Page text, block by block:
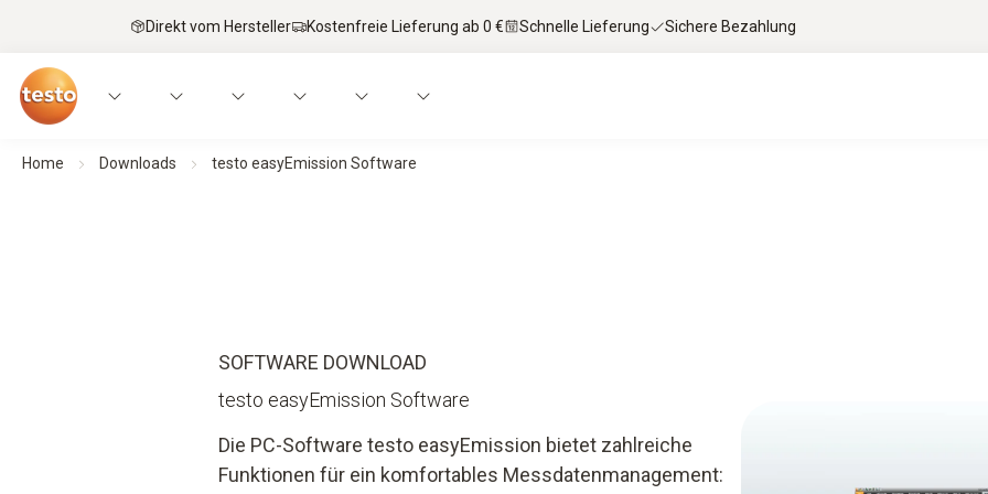
Direkt vom Hersteller Kostenfreie Lieferung ab 0 € Schnelle Lieferung Sichere Bezahlung
Home Downloads testo easyEmission Software
SOFTWARE DOWNLOAD
testo easyEmission Software
Die PC-Software testo easyEmission bietet zahlreiche
Funktionen für ein komfortables Messdatenmanagement: